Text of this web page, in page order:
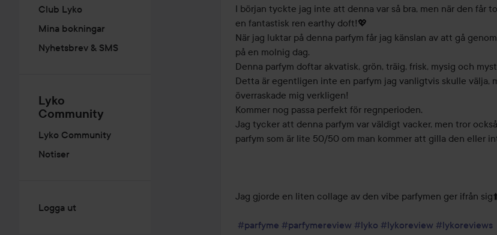
Club Lyko
Mina bokningar
Nyhetsbrev & SMS
Lyko
Community
Lyko Community
Notiser
Logga ut
av
5
I början tyckte jag inte att denna var så bra, men när den får
en fantastisk ren earthy doft!💖
När jag luktar på denna parfym får jag känslan av att gå
på en molnig dag.
Denna parfym doftar akvatisk, grön, träig, frisk, mysig och
Detta är egentligen inte en parfym jag vanligtvis skulle välja,
överraskade mig verkligen!
Kommer nog passa perfekt för regnperioden.
Jag tycker att denna parfym var väldigt vacker, men tror
parfym som är lite 50/50 om man kommer att gilla den eller
Jag gjorde en liten collage av den vibe parfymen ger ifrån sig⬆️
#parfyme #parfymereview #lyko #lykoreview #lykoreviews